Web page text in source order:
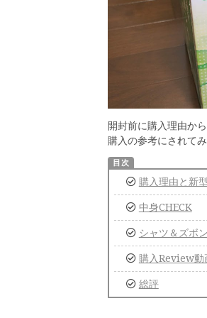
開封前に購入理由から
購入の参考にされてみ
購入理由と新
中身CHECK
シャツ＆ズボ
購入Review
総評